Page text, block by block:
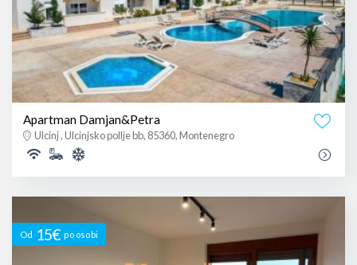
Apartman Damjan&Petra
Ulcinj , Ulcinjsko pollje bb, 85360, Montenegro
Od 15€ po osobi